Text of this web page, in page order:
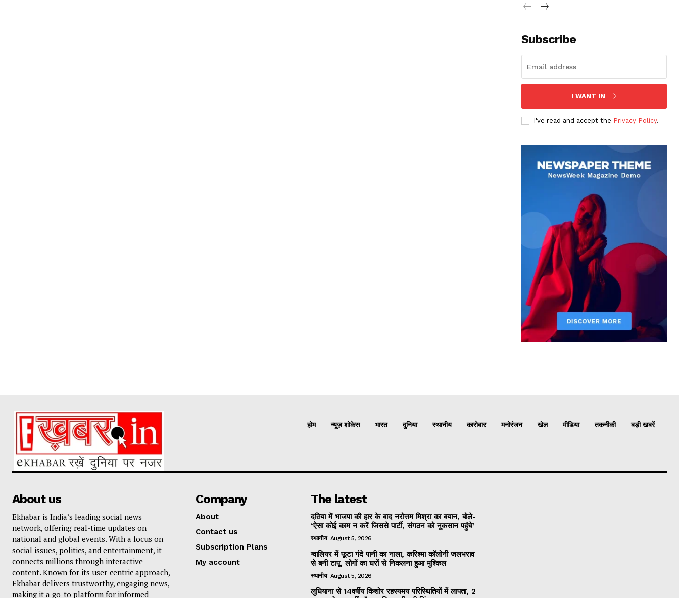
Subscribe
I WANT IN
I've read and accept the Privacy Policy.
होम न्यूज़ शोकेस भारत दुनिया स्थानीय कारोबार मनोरंजन खेल मीडिया तकनीकी बड़ी खबरें
About us
Ekhabar is India’s leading social news
network, offering real-time updates on
national and global events. With a focus on
social issues, politics, and entertainment, it
connects millions through interactive
content. Known for its user-centric approach,
Ekhabar delivers trustworthy, engaging news,
making it a go-to platform for informed
Company
About
Contact us
Subscription Plans
My account
The latest
दतिया में भाजपा की हार के बाद नरोत्तम मिश्रा का बयान, बोले-
‘ऐसा कोई काम न करें जिससे पार्टी, संगठन को नुकसान पहुंचे’
स्थानीय August 5, 2026
ग्वालियर में फूटा गंदे पानी का नाला, करिश्मा कॉलोनी जलभराव
से बनी टापू, लोगों का घरों से निकलना हुआ मुश्किल
स्थानीय August 5, 2026
लुधियाना से 14वर्षीय किशोर रहस्यमय परिस्थितियों में लापता, 2